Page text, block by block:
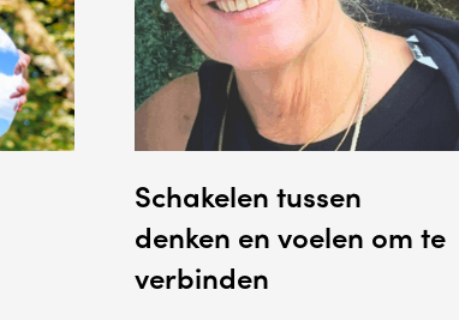
Schakelen tussen
denken en voelen om te
verbinden